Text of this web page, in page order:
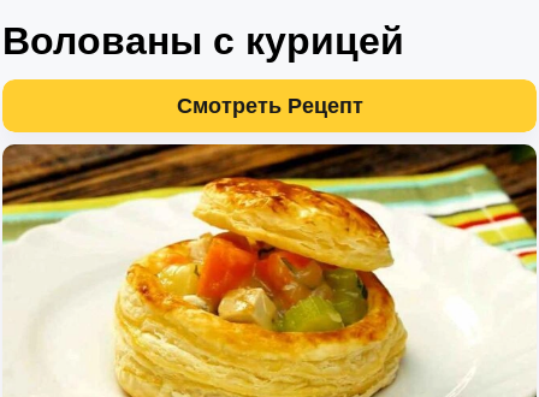
Волованы с курицей
Смотреть Рецепт